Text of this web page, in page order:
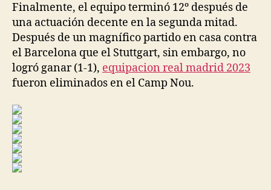
Finalmente, el equipo terminó 12º después de
una actuación decente en la segunda mitad.
Después de un magnífico partido en casa contra
el Barcelona que el Stuttgart, sin embargo, no
logró ganar (1-1), equipacion real madrid 2023
fueron eliminados en el Camp Nou.